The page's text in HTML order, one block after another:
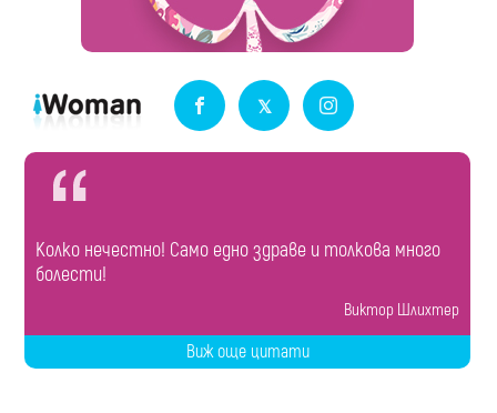
Колко нечестно! Само едно здраве и толкова много
болести!
Виктор Шлихтер
Виж още цитати